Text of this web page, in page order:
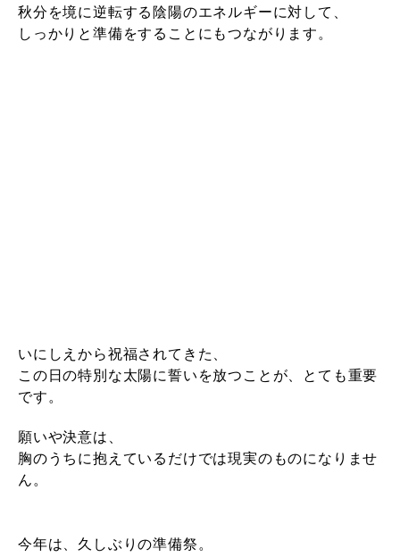
秋分を境に逆転する陰陽のエネルギーに対して、
しっかりと準備をすることにもつながります。
いにしえから祝福されてきた、
この日の特別な太陽に誓いを放つこと が、とても重要
です。
願いや決意は、
胸のうちに抱えているだけでは現実のものになりませ
ん。
今年は、久しぶりの準備祭。